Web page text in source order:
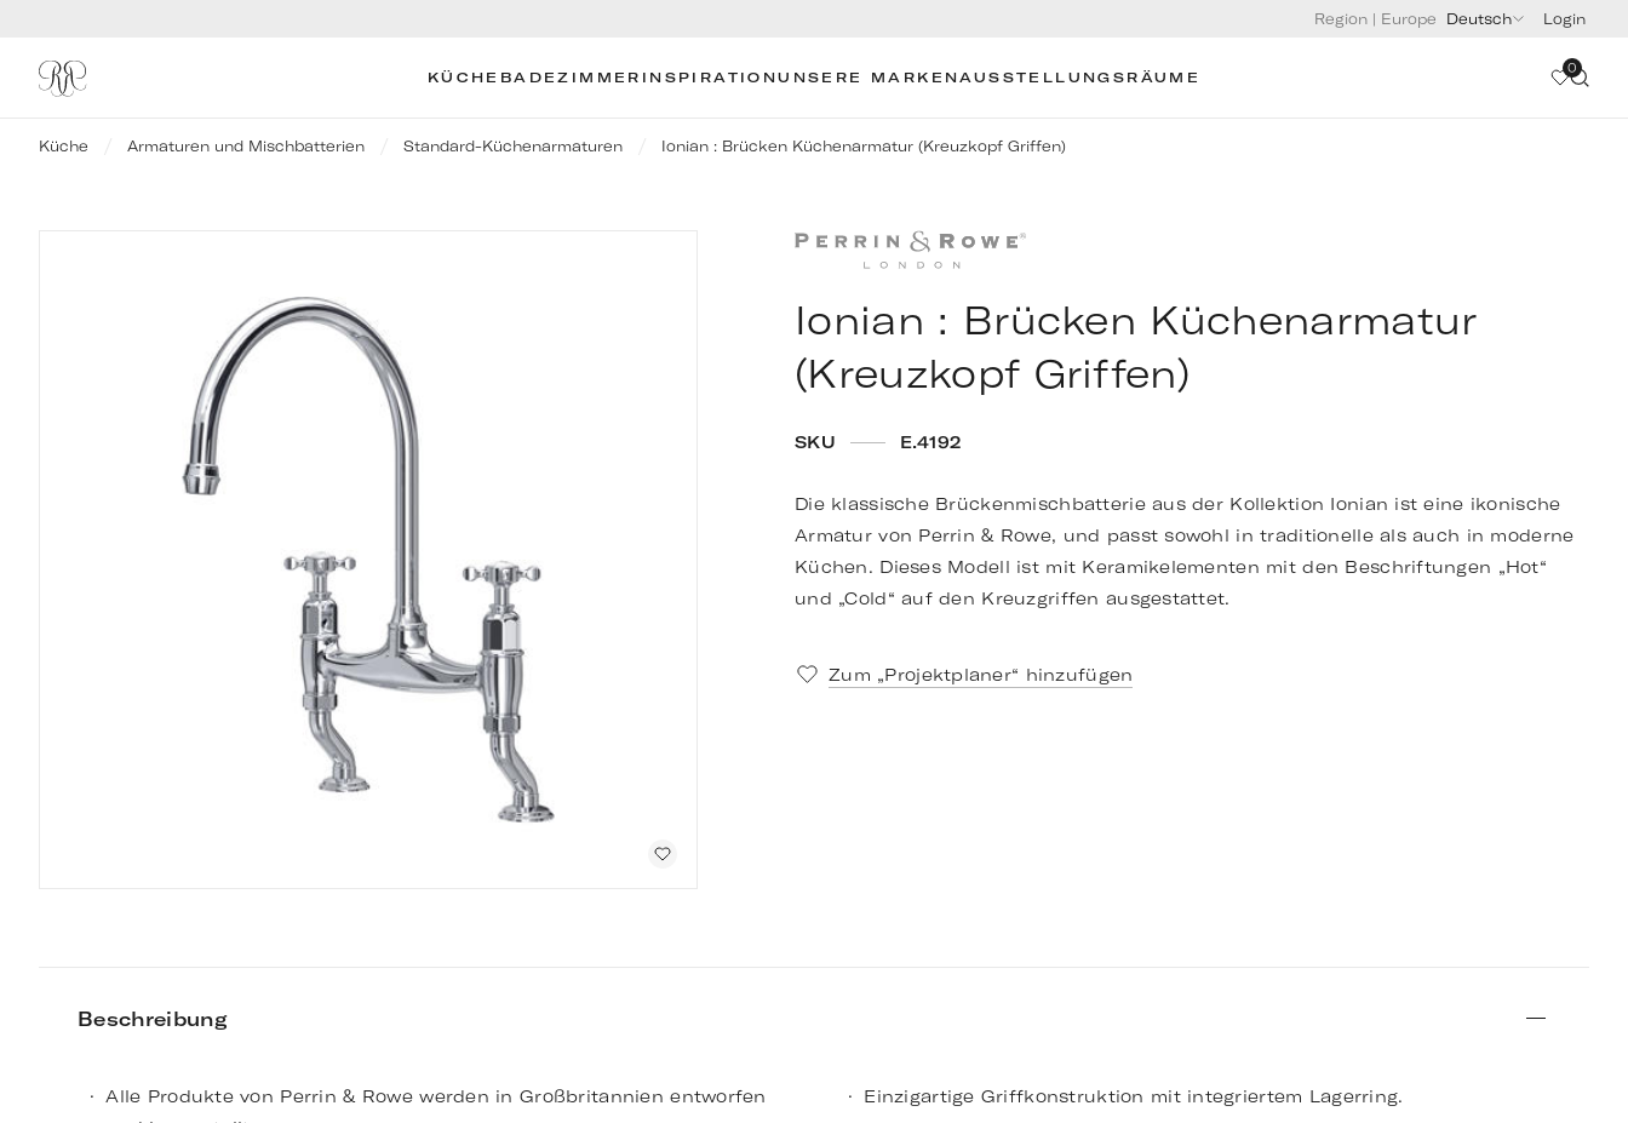
Region | Europe Deutsch Login
KÜCHE BADEZIMMER INSPIRATIONUNSERE MARKENAUSSTELLUNGSRÄUME
0
Küche Armaturen und Mischbatterien Standard-Küchenarmaturen Ionian : Brücken Küchenarmatur (Kreuzkopf Griffen)
Ionian : Brücken Küchenarmatur
(Kreuzkopf Griffen)
SKU E.4192
Die klassische Brückenmischbatterie aus der Kollektion Ionian ist eine ikonische
Armatur von Perrin & Rowe, und passt sowohl in traditionelle als auch in moderne
Küchen. Dieses Modell ist mit Keramikelementen mit den Beschriftungen „Hot“
und „Cold“ auf den Kreuzgriffen ausgestattet.
Zum „Projektplaner“ hinzufügen
Beschreibung
Alle Produkte von Perrin & Rowe werden in Großbritannien entworfen
Einzigartige Griffkonstruktion mit integriertem Lagerring.